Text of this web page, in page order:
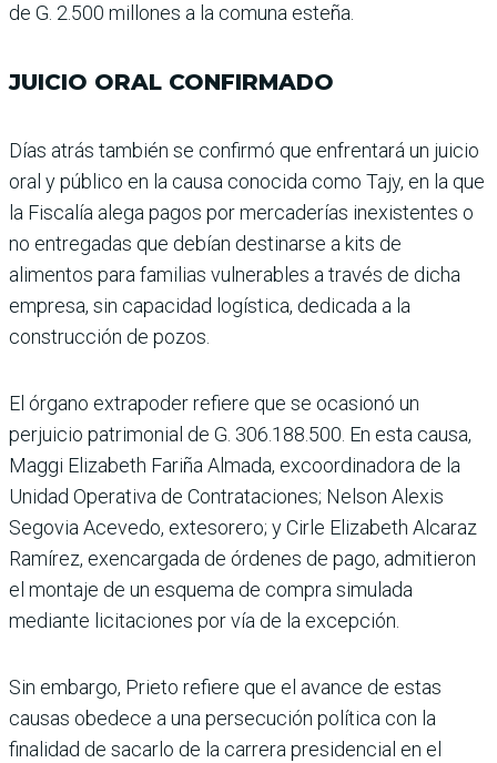
de G. 2.500 millones a la comuna esteña.
JUICIO ORAL CONFIRMADO
Días atrás también se con­firmó que enfrentará un juicio
oral y público en la causa conocida como Tajy, en la que
la Fiscalía alega pagos por mercaderías inexistentes o
no entrega­das que debían destinarse a kits de
alimentos para fami­lias vulnerables a través de dicha
empresa, sin capaci­dad logística, dedicada a la
construcción de pozos.
El órgano extrapoder refiere que se ocasionó un
perjuicio patrimonial de G. 306.188.500. En esta causa,
Maggi Elizabeth Fariña Almada, excoordi­nadora de la
Unidad Opera­tiva de Contrataciones; Nel­son Alexis
Segovia Acevedo, extesorero; y Cirle Eliza­beth Alcaraz
Ramírez, exen­cargada de órdenes de pago, admitieron
el montaje de un esquema de compra simu­lada
mediante licitaciones por vía de la excepción.
Sin embargo, Prieto refiere que el avance de estas
causas obedece a una persecución política con la
finalidad de sacarlo de la carrera presi­dencial en el